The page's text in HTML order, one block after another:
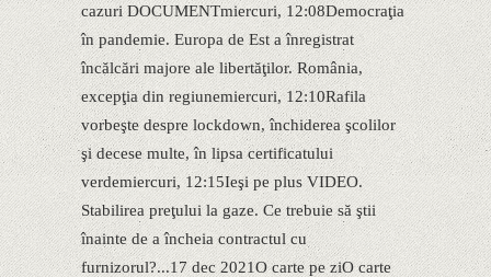
cazuri DOCUMENTmiercuri, 12:08Democraţia
în pandemie. Europa de Est a înregistrat
încălcări majore ale libertăţilor. România,
excepţia din regiunemiercuri, 12:10Rafila
vorbeşte despre lockdown, închiderea şcolilor
şi decese multe, în lipsa certificatului
verdemiercuri, 12:15Ieşi pe plus VIDEO.
Stabilirea preţului la gaze. Ce trebuie să ştii
înainte de a încheia contractul cu
furnizorul?...17 dec 2021O carte pe ziO carte